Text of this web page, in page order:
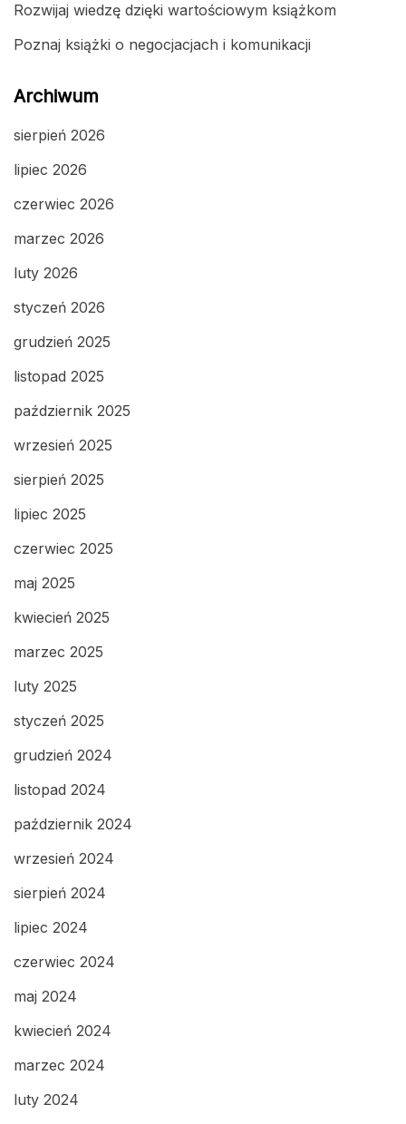
Rozwijaj wiedzę dzięki wartościowym książkom
Poznaj książki o negocjacjach i komunikacji
Archiwum
sierpień 2026
lipiec 2026
czerwiec 2026
marzec 2026
luty 2026
styczeń 2026
grudzień 2025
listopad 2025
październik 2025
wrzesień 2025
sierpień 2025
lipiec 2025
czerwiec 2025
maj 2025
kwiecień 2025
marzec 2025
luty 2025
styczeń 2025
grudzień 2024
listopad 2024
październik 2024
wrzesień 2024
sierpień 2024
lipiec 2024
czerwiec 2024
maj 2024
kwiecień 2024
marzec 2024
luty 2024